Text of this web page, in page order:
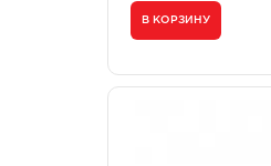
В КОРЗИНУ